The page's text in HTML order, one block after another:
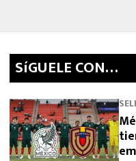
SíGUELE CON…